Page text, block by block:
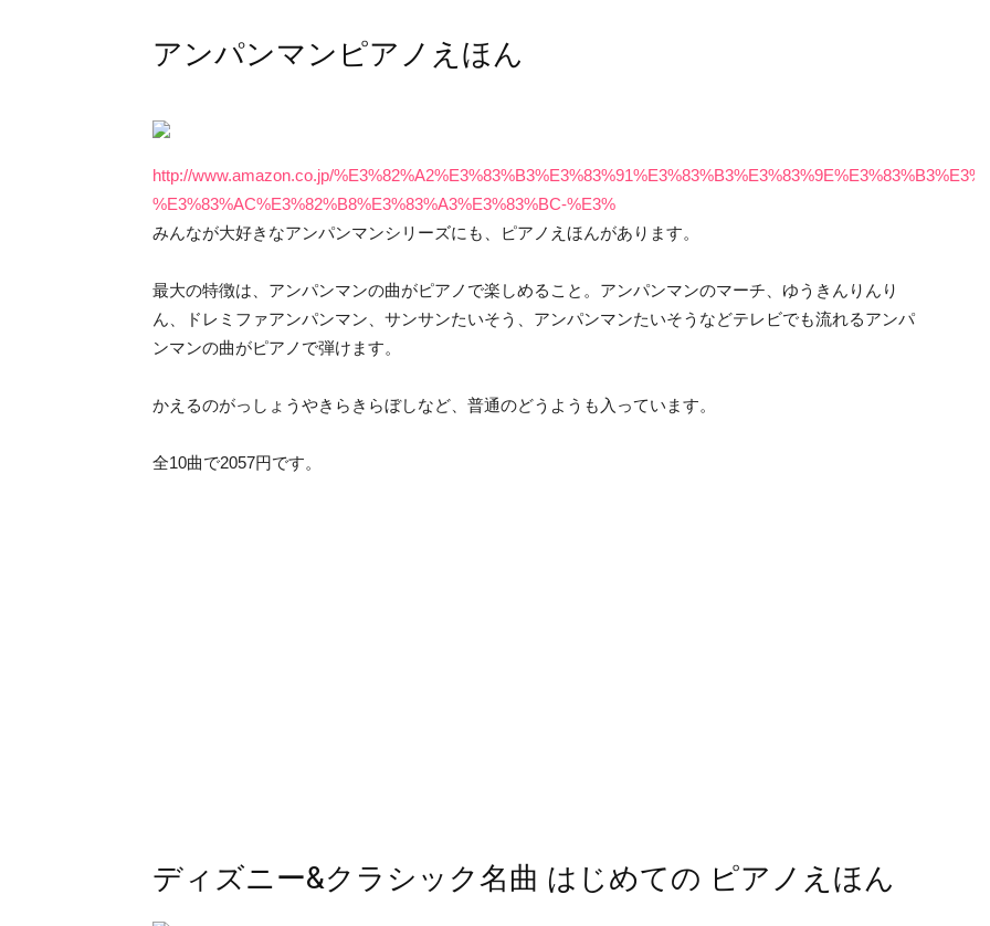
アンパンマンピアノえほん
http://www.amazon.co.jp/
%E3%83%AC%E3%82%B8%E3%83%A3%E3%83%BC-%E3%
みんなが大好きなアンパンマンシリーズにも、ピアノえほんがあります。
最大の特徴は、アンパンマンの曲がピアノで楽しめること。アンパンマンのマーチ、ゆうきんりんり
ん、ドレミファアンパンマン、サンサンたいそう、アンパンマンたいそうなどテレビでも流れるアンパ
ンマンの曲がピアノで弾けます。
かえるのがっしょうやきらきらぼしなど、普通のどうようも入っています。
全10曲で2057円です。
ディズニー&クラシック名曲 はじめての ピアノえほん